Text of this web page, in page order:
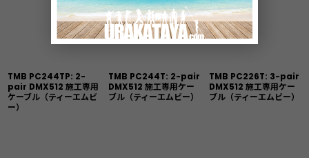
TMB PC244TP: 2-
pair DMX512 施工専用
ケーブル（ティーエムビ
ー）
TMB PC244T: 2-pair
DMX512 施工専用ケー
ブル（ティーエムビー）
TMB PC226T: 3-pair
DMX512 施工専用ケー
ブル（ティーエムビー）